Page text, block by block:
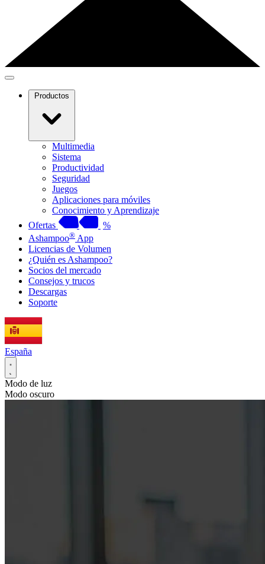
Productos
Multimedia
Sistema
Productividad
Seguridad
Juegos
Aplicaciones para móviles
Conocimiento y Aprendizaje
Ofertas
%
Ashampoo® App
Licencias de Volumen
¿Quién es Ashampoo?
Socios del mercado
Consejos y trucos
Descargas
Soporte
España
Modo de luz
Modo oscuro